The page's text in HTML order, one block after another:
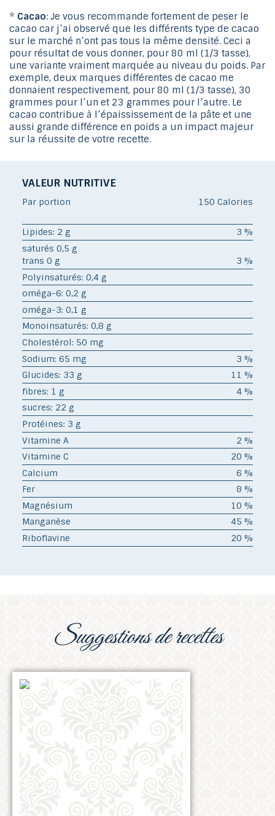
* Cacao: Je vous recommande fortement de peser le
cacao car j’ai observé que les différents type de cacao
sur le marché n’ont pas tous la même densité. Ceci a
pour résultat de vous donner, pour 80 ml (1/3 tasse),
une variante vraiment marquée au niveau du poids. Par
exemple, deux marques différentes de cacao me
donnaient respectivement, pour 80 ml (1/3 tasse), 30
grammes pour l’un et 23 grammes pour l’autre. Le
cacao contribue à l’épaississement de la pâte et une
aussi grande différence en poids a un impact majeur
sur la réussite de votre recette.
VALEUR NUTRITIVE
150 Calories
Par portion
3 %
Lipides: 2 g
saturés 0,5 g
3 %
trans 0 g
Polyinsaturés: 0,4 g
oméga-6: 0,2 g
oméga-3: 0,1 g
Monoinsaturés: 0,8 g
Cholestérol: 50 mg
3 %
Sodium: 65 mg
11 %
Glucides: 33 g
4 %
fibres: 1 g
sucres: 22 g
Protéines: 3 g
2 %
Vitamine A
20 %
Vitamine C
6 %
Calcium
8 %
Fer
10 %
Magnésium
45 %
Manganèse
20 %
Riboflavine
suggestions de recettes